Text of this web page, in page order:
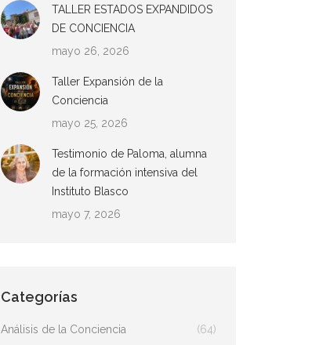
TALLER ESTADOS EXPANDIDOS
DE CONCIENCIA
mayo 26, 2026
Taller Expansión de la
Conciencia
mayo 25, 2026
Testimonio de Paloma, alumna
de la formación intensiva del
Instituto Blasco
mayo 7, 2026
Categorías
Análisis de la Conciencia
(64)